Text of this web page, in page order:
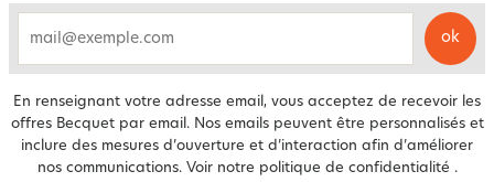
ok
En renseignant votre adresse email, vous acceptez de recevoir les
offres Becquet par email. Nos emails peuvent être personnalisés et
inclure des mesures d’ouverture et d’interaction afin d’améliorer
nos communications. Voir notre politique de confidentialité .